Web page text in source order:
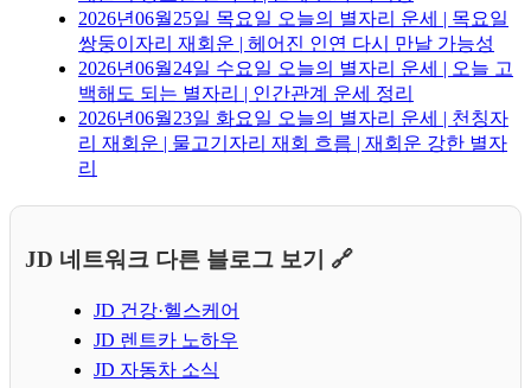
2026년06월25일 목요일 오늘의 별자리 운세 | 목요일
쌍둥이자리 재회운 | 헤어진 인연 다시 만날 가능성
2026년06월24일 수요일 오늘의 별자리 운세 | 오늘 고
백해도 되는 별자리 | 인간관계 운세 정리
2026년06월23일 화요일 오늘의 별자리 운세 | 천칭자
리 재회운 | 물고기자리 재회 흐름 | 재회운 강한 별자
리
JD 네트워크 다른 블로그 보기 🔗
JD 건강·헬스케어
JD 렌트카 노하우
JD 자동차 소식